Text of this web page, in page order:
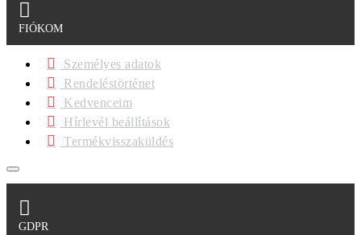
FIÓKOM
Személyes adatok
Rendeléstörténet
Kedvenceim
Hírlevél beállítások
Termékvisszaküldés
GDPR